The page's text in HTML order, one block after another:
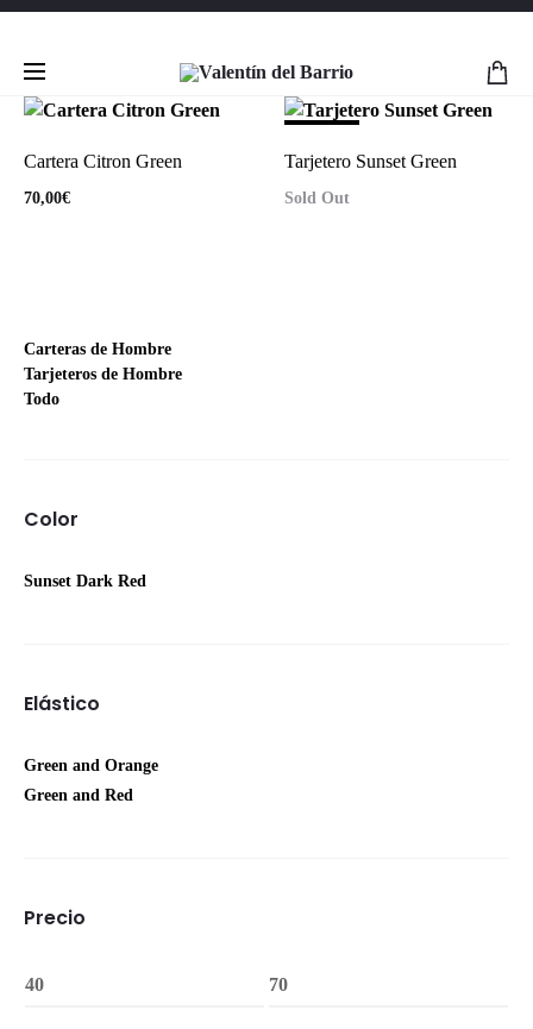
Cartera Citron Green
70,00€
Tarjetero Sunset Green
Sold Out
Carteras de Hombre
Tarjeteros de Hombre
Todo
Color
Sunset Dark Red
Elástico
Green and Orange
Green and Red
Precio
Precio
Precio